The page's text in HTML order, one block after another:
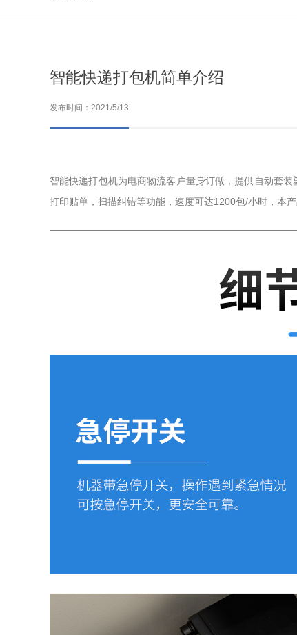
智能快递打包机简单介绍
发布时间：2021/5/13
智能快递打包机为电商物流客户量身订做，提供自动套
打印贴单，扫描纠错等功能，速度可达1200包/小时，本